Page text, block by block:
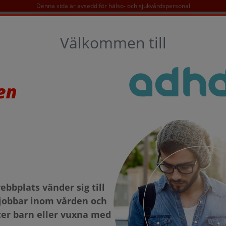
Denna sida är avsedd för hälso- och sjukvårdspersonal
TAKEDA OCH ADHD
hos vård och
för
Välkommen till
vänder sig till
inom vården och
barn eller vuxna med